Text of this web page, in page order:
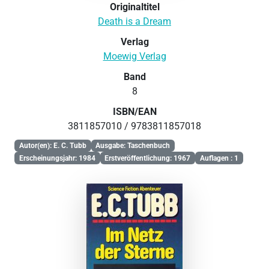
Originaltitel
Death is a Dream
Verlag
Moewig Verlag
Band
8
ISBN/EAN
3811857010 / 9783811857018
Autor(en): E. C. Tubb
Ausgabe: Taschenbuch
Erscheinungsjahr: 1984
Erstveröffentlichung: 1967 Auflagen : 1